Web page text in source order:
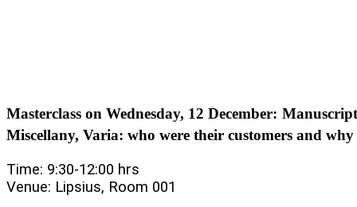
Masterclass on Wednesday, 12 December:
Miscellany, Varia: who were their customers and why
Time: 9:30-12:00 hrs
Venue: Lipsius, Room 001